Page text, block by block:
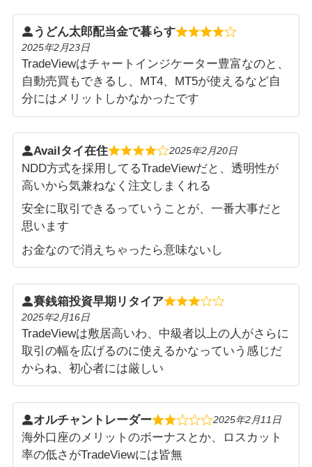
2025年2月23日
TradeViewはチャートインジケーター豊富なのと、
自動売買もできるし、MT4、MT5が使えるなど自
分にはメリットしかなかったです
うどん太郎配当金で暮らす
2025年2月20日
NDD方式を採用してるTradeViewだと、透明性が
高いから気兼ねなく注文しまくれる
安全に取引できるっていうことが、一番大事だと
思います
お金なので消えちゃったら意味ないし
Availタイ在住
2025年2月16日
TradeViewは敷居高いわ、中級者以上の人がさらに
取引の幅を広げるのに使えるかなっていう感じだ
からね、初心者には厳しい
賽銭箱投資早期リタイア
2025年2月11日
海外口座のメリットのボーナスとか、ロスカット
率の低さがTradeViewには皆無
オルチャントレーダー